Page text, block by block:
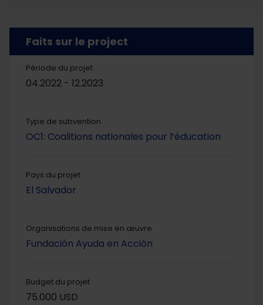
Faits sur le project
Période du projet
04.2022 - 12.2023
Type de subvention
OC1: Coalitions nationales pour l’éducation
Pays du projet
El Salvador
Organisations de mise en œuvre
Fundación Ayuda en Acción
Budget du projet
75.000 USD